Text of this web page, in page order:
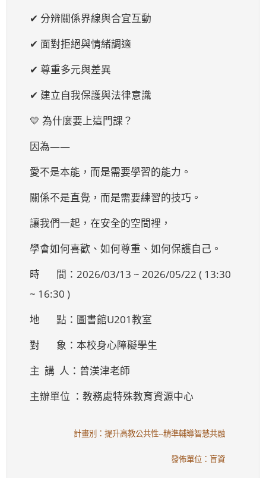
✔ 分辨關係界線與合宜互動
✔ 面對拒絕與情緒調適
✔ 尊重多元與差異
✔ 建立自我保護與法律意識
💛 為什麼要上這門課？
因為——
愛不是本能，而是需要學習的能力。
關係不是直覺，而是需要練習的技巧。
讓我們一起，在安全的空間裡，
學會如何喜歡、如何尊重、如何保護自己。
時 間：2026/03/13 ~ 2026/05/22 ( 13:30
~ 16:30 )
地 點：圖書館U201教室
對 象：本校身心障礙學生
主 講 人：曾渼津老師
主辦單位 ：教務處特殊教育資源中心
計畫別：提升高教公共性--精準輔導智慧共融
發佈單位：盲資